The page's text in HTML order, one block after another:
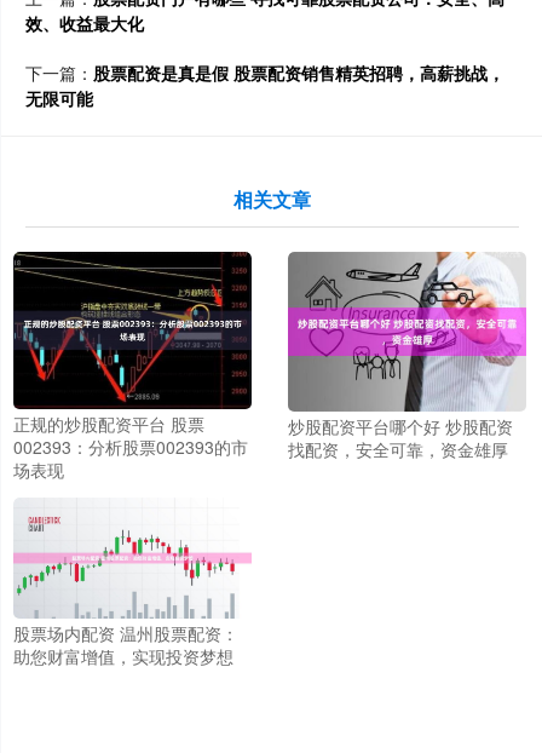
效、收益最大化
下一篇： 股票配资是真是假 股票配资销售精英招聘，高薪挑战，
无限可能
相关文章
正规的炒股配资平台 股票
002393：分析股票002393的市
场表现
炒股配资平台哪个好 炒股配资
找配资，安全可靠，资金雄厚
股票场内配资 温州股票配资：
助您财富增值，实现投资梦想